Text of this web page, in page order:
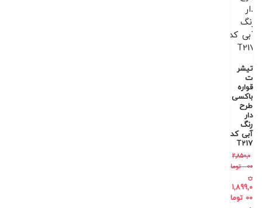
تیشر
ت
قواره
باکسی
طرح
دار
رنگ
آبی کد
T217
2,850,0
00
توما
ن
1,899,0
00 توما